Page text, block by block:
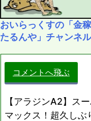
おいらっくすの「金
たるんや」チャンネル
コメントへ飛ぶ
【アラジンA2】ス
マックス！超久しぶ